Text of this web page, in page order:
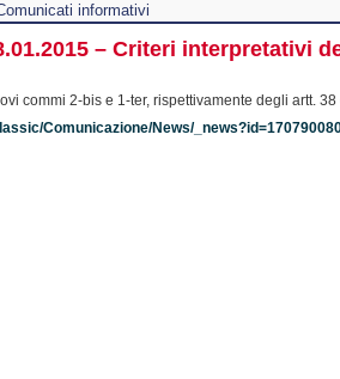
informativi
– Criteri interpretativi
commi 2-bis e 1-ter, rispettivamente degli artt.
Comunicazione/News/